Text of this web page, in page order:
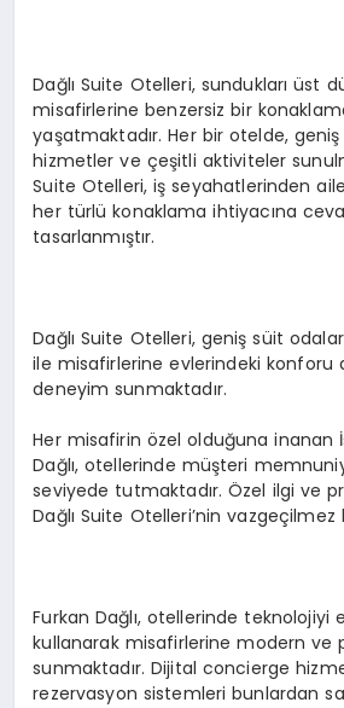
Dağlı Suite Otelleri, sundukları üst
misafirlerine benzersiz bir
yaşatmaktadır. Her bir otelde, geniş
hizmetler ve çeşitli aktiviteler
Suite Otelleri, iş seyahatlerinden
her türlü konaklama ihtiyacına
tasarlanmıştır.
Dağlı Suite Otelleri, geniş süit
ile misafirlerine evlerindeki konforu
deneyim sunmaktadır.
Her misafirin özel olduğuna inanan
Dağlı, otellerinde müşteri
seviyede tutmaktadır. Özel ilgi ve
Dağlı Suite Otelleri’nin vazgeçilmez
Furkan Dağlı, otellerinde teknolojiyi
kullanarak misafirlerine modern ve
sunmaktadır. Dijital concierge
rezervasyon sistemleri bunlardan